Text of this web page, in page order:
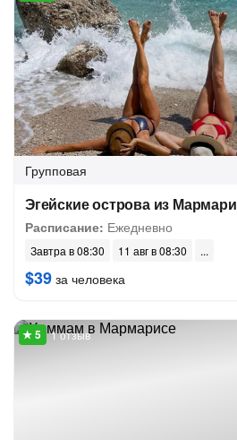
Групповая
Эгейские острова из
Расписание: Ежедневно
Завтра в 08:30 11 авг в 08:30
$39 за человека
1 отзыв